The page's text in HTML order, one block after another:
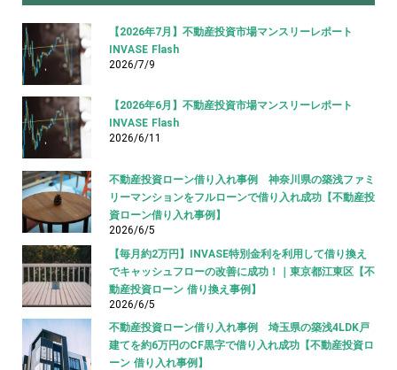
【2026年7月】不動産投資市場マンスリーレポート
INVASE Flash
2026/7/9
【2026年6月】不動産投資市場マンスリーレポート
INVASE Flash
2026/6/11
不動産投資ローン借り入れ事例 神奈川県の築浅ファミ
リーマンションをフルローンで借り入れ成功【不動産投
資ローン借り入れ事例】
2026/6/5
【毎月約2万円】INVASE特別金利を利用して借り換え
でキャッシュフローの改善に成功！｜東京都江東区【不
動産投資ローン 借り換え事例】
2026/6/5
不動産投資ローン借り入れ事例 埼玉県の築浅4LDK戸
建てを約6万円のCF黒字で借り入れ成功【不動産投資ロ
ーン 借り入れ事例】